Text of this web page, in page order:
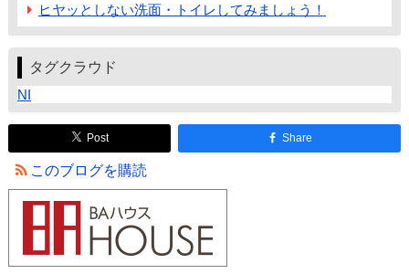
ヒヤッとしない洗面・トイレしてみましょう！
タグクラウド
NI
Post Share
このブログを購読